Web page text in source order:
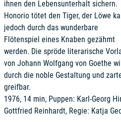
ihnen den Lebensunterhalt sichern.
Honorio tötet den Tiger, der Löwe
jedoch durch das wunderbare
Flötenspiel eines Knaben gezähmt
werden. Die spröde literarische
von Johann Wolfgang von Goethe
durch die noble Gestaltung und
greifbar.
1976, 14 min, Puppen: Karl-Georg
Gottfried Reinhardt, Regie: Katja